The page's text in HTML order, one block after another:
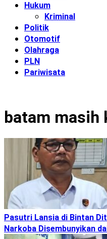
Hukum
Kriminal
Politik
Otomotif
Olahraga
PLN
Pariwisata
batam
Pasutri Lansia di Bintan
Narkoba Disembunyikan